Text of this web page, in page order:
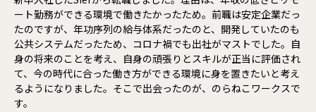
ート勤務ができる環境で働きたかったため。前職は安定企業だっ
たのですが、年功序列の給与体系だったのと、開発していたのも
公共システムだったため、コロナ禍でも出社がマストでした。自
身の将来のことを考え、自身の頑張りとスキルが正当に評価され
て、今の時代に合った働き方ができる環境に身を置きたいと考え
るようになりました。そこで出会ったのが、のらねこワークスで
す。